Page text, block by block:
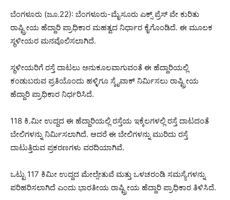
ಬೆಂಗಳೂರು (ಜೂ.22): ಬೆಂಗಳೂರು-ಮೈಸೂರು ಎಕ್ಸ್ ಪ್ರೆಸ್ ವೇ ಕುರಿತು
ರಾಷ್ಟ್ರೀಯ ಹೆದ್ದಾರಿ ಪ್ರಾಧಿಕಾರ ಮಹತ್ವದ ನಿರ್ಧಾರ ಕೈಗೊಂಡಿದೆ. ಈ ಮೂಲಕ
ಸ್ಥಳೀಯರ ಮನವೊಲಿಸಲಾಗಿದೆ.
ಸ್ಥಳೀಯರಿಗೆ ರಸ್ತೆ ದಾಟಲು ಅನುಕೂಲವಾಗುವಂತೆ ಈ ಹೆದ್ದಾರಿಯಲ್ಲಿ
ಕಂಡುಬರುವ ಪ್ರತಿಯೊಂದು ಹಳ್ಳಿಗೂ ಸ್ಕೈವಾಕ್ ನಿರ್ಮಿಸಲು ರಾಷ್ಟ್ರೀಯ
ಹೆದ್ದಾರಿ ಪ್ರಾಧಿಕಾರ ನಿರ್ಧರಿಸಿದೆ.
118 ಕಿ.ಮೀ ಉದ್ದದ ಈ ಹೆದ್ದಾರಿಯಲ್ಲಿ ರಸ್ತೆಯ ಇಕ್ಕೆಲಗಳಲ್ಲಿ ರಸ್ತೆ ದಾಟದಂತೆ
ಬೇಲಿಗಳನ್ನು ನಿರ್ಮಿಸಲಾಗಿದೆ. ಆದರೆ ಈ ಬೇಲಿಗಳನ್ನು ಮುರಿದು ರಸ್ತೆ
ದಾಟುತ್ತಿರುವ ಪ್ರಕರಣಗಳು ವರದಿಯಾಗಿವೆ.
ಒಟ್ಟು 117 ಕಿಮೀ ಉದ್ದದ ಮೇಲ್ಸೇತುವೆ ಮತ್ತು ಒಳಚರಂಡಿ ಸಮಸ್ಯೆಗಳನ್ನು
ಪರಿಹರಿಸಲಾಗಿದೆ ಎಂದು ಭಾರತೀಯ ರಾಷ್ಟ್ರೀಯ ಹೆದ್ದಾರಿ ಪ್ರಾಧಿಕಾರ ತಿಳಿಸಿದೆ.